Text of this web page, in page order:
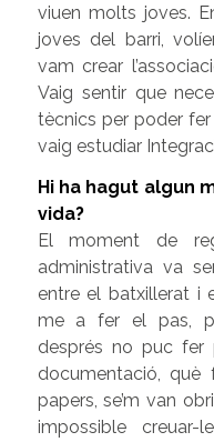
viuen molts joves.
joves del barri,
vam crear
Vaig sentir que
tècnics per poder fer
vaig estudiar
Hi ha hagut algun
vida?
El moment de
administrativa va
entre el batxillerat i
me a fer el pas,
després no puc fer
documentació,
papers, se’m van
impossible